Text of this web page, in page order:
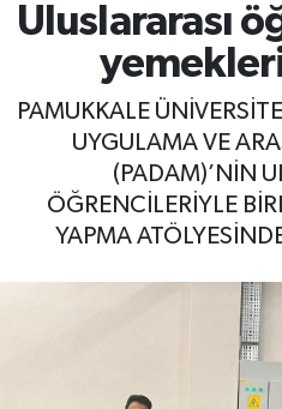
Uluslararası
PAMUKKALE
UYGULAMA VE
(PADAM)’NİN
ÖĞRENCİLERİYLE
YAPMA